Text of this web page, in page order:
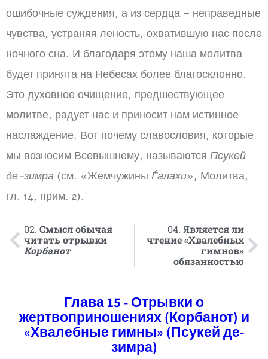
ошибочные суждения, а из сердца – неправедные
чувства, устраняя леность, охватившую нас после
ночного сна. И благодаря этому наша молитва
будет принята на Небесах более благосклонно.
Это духовное очищение, предшествующее
молитве, радует нас и приносит нам истинное
наслаждение. Вот почему славословия, которые
мы возносим Всевышнему, называются Псукей
де-зимра (см. «Жемчужины Ѓалахи», Молитва,
гл. 14, прим. 2).
02. Смысл обычая
читать отрывки
Корбанот
04. Является ли
чтение «Хвалебных
гимнов»
обязанностью
Глава 15 - Отрывки о
жертвоприношениях (Корбанот) и
«Хвалебные гимны» (Псукей де-
зимра)